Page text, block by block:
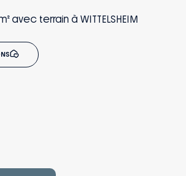
avec terrain à WITTELSHEIM